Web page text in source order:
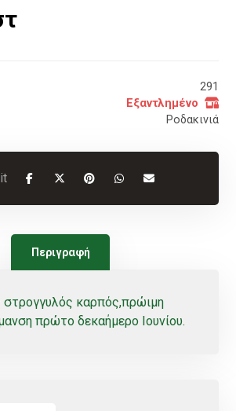
291
Εξαντλημένο
Ροδακινιά
Περιγραφή
καρπός,πρώιμη
πρώτο δεκαήμερο Ιουνίου.